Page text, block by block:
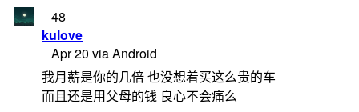
48
kulove
Apr 20 via Android
我月薪是你的几倍 也没想着买这么贵的车
而且还是用父母的钱 良心不会痛么